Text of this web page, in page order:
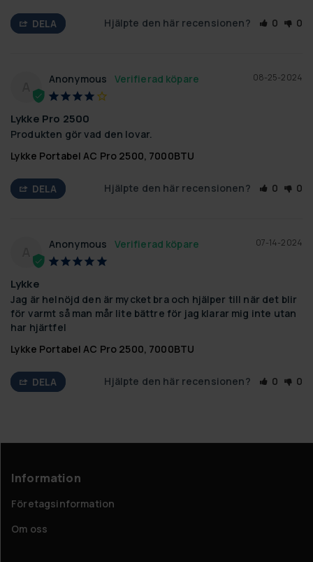
DELA Hjälpte den här recensionen? 0 0
08-25-2024
Anonymous
Lykke Pro 2500
Produkten gör vad den lovar.
Lykke Portabel AC Pro 2500, 7000BTU
DELA Hjälpte den här recensionen? 0 0
07-14-2024
Anonymous
Lykke
Jag är helnöjd den är mycket bra och hjälper till när det blir
för varmt så man mår lite bättre för jag klarar mig inte utan
har hjärtfel
Lykke Portabel AC Pro 2500, 7000BTU
DELA Hjälpte den här recensionen? 0 0
Information
Företagsinformation
Om oss